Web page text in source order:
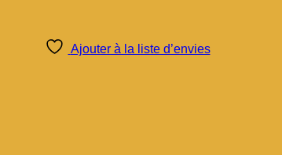
Ajouter à la liste d’envies